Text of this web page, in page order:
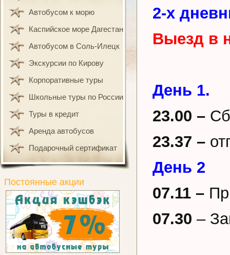
2-х
Выезд в
День 1.
23.00 –
23.37 –
День 2
07.11 –
07.30 –
Автобусом к морю
Каспийское море Дагестан
Автобусом в Соль-Илецк
Экскурсии по Кирову
Корпоративные туры
Школьные туры по России
Туры в кредит
Аренда автобусов
Подарочный сертификат
Постоянные акции